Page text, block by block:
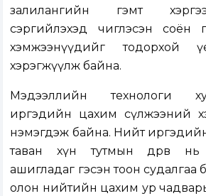
залилангийн гэмт
сэргийлэхэд чиглэсэн соён
хэмжээнүүдийг тодорхой
хэрэгжүүлж байна.
Мэдээллийн технологи
иргэдийн цахим сүлжээний
нэмэгдэж байна. Нийт
таван хүн тутмын дөрөв
ашигладаг гэсэн тоон
олон нийтийн цахим ур